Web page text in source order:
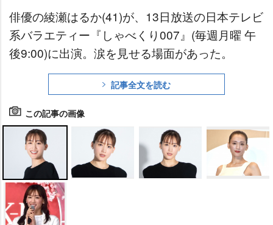
俳優の綾瀬はるか(41)が、13日放送の日本テレビ
系バラエティー『しゃべくり007』(毎週月曜 午
後9:00)に出演。涙を見せる場面があった。
記事全文を読む
この記事の画像